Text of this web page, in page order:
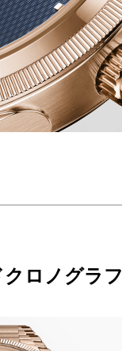
ロノグラフ